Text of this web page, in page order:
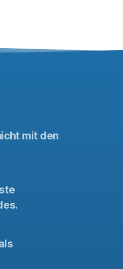
mit den